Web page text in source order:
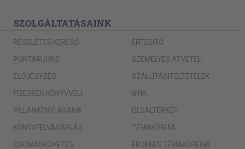
SZOLGÁLTATÁSAINK
RÉSZLETES KERESŐ
PONTÁRUHÁZ
ELŐJEGYZÉS
FIZESSEN KÖNYVVEL!
PILLANATNYI ÁRAINK
KÖNYVFELVÁSÁRLÁS
CSOMAGKÖVETÉS
ÉRTESÍTŐ
SZEMÉLYES ÁTVÉTEL
SZÁLLÍTÁSI FELTÉTELEK
GYIK
OLDALTÉRKÉP
TÉMAKÖRI FA
ÉRDEKES TÉMAKÖREINK